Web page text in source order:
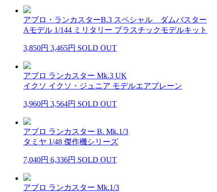
アブロ・ランカスターB.3 スペシャル ダムバスター
Aモデル 1/144 ミリタリー プラスチックモデルキット
3,850円 3,465円 SOLD OUT
アブロ ランカスター Mk.3 UK
イクソ イクソ・ジュニア モデルエアプレーン
3,960円 3,564円 SOLD OUT
アブロ ランカスター B. Mk.1/3
タミヤ 1/48 傑作機シリーズ
7,040円 6,336円 SOLD OUT
アブロ ランカスター Mk.1/3